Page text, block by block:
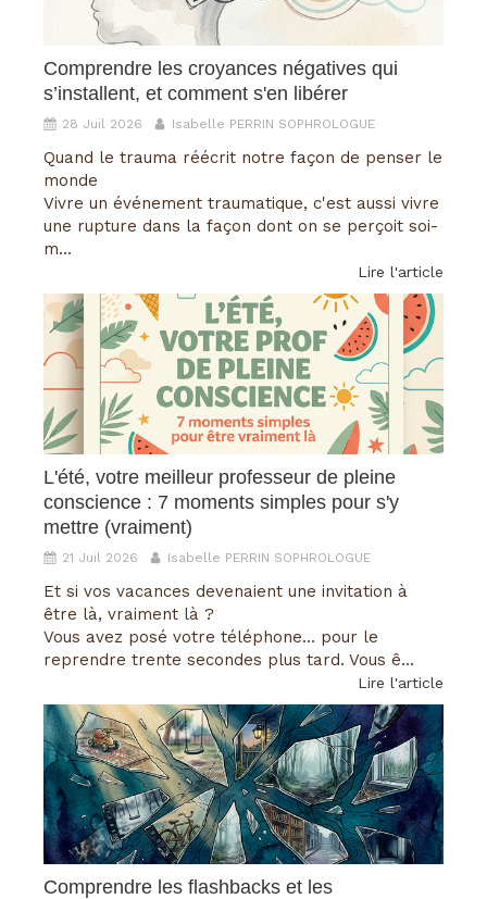
Comprendre les croyances négatives qui
s’installent, et comment s'en libérer
28 Juil 2026 Isabelle PERRIN SOPHROLOGUE
Quand le trauma réécrit notre façon de penser le
monde
Vivre un événement traumatique, c'est aussi vivre
une rupture dans la façon dont on se perçoit soi-
m...
Lire l'article
L'été, votre meilleur professeur de pleine
conscience : 7 moments simples pour s'y
mettre (vraiment)
21 Juil 2026 Isabelle PERRIN SOPHROLOGUE
Et si vos vacances devenaient une invitation à
être là, vraiment là ?
Vous avez posé votre téléphone... pour le
reprendre trente secondes plus tard. Vous ê...
Lire l'article
Comprendre les flashbacks et les